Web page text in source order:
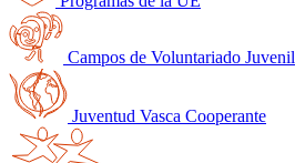
Campos de Voluntariado Juvenil
Juventud Vasca Cooperante